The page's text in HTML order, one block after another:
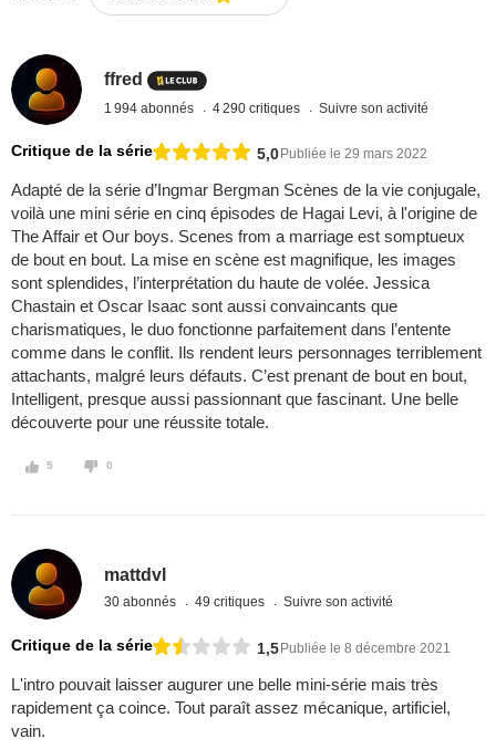
ffred
1 994 abonnés 4 290 critiques Suivre son activité
Critique de la série 5,0Publiée le 29 mars 2022
Adapté de la série d’Ingmar Bergman Scènes de la vie conjugale,
voilà une mini série en cinq épisodes de Hagai Levi, à l'origine de
The Affair et Our boys. Scenes from a marriage est somptueux
de bout en bout. La mise en scène est magnifique, les images
sont splendides, l’interprétation du haute de volée. Jessica
Chastain et Oscar Isaac sont aussi convaincants que
charismatiques, le duo fonctionne parfaitement dans l’entente
comme dans le conflit. Ils rendent leurs personnages terriblement
attachants, malgré leurs défauts. C’est prenant de bout en bout,
Intelligent, presque aussi passionnant que fascinant. Une belle
découverte pour une réussite totale.
5 0
mattdvl
30 abonnés 49 critiques Suivre son activité
Critique de la série 1,5Publiée le 8 décembre 2021
L'intro pouvait laisser augurer une belle mini-série mais très
rapidement ça coince. Tout paraît assez mécanique, artificiel,
vain.